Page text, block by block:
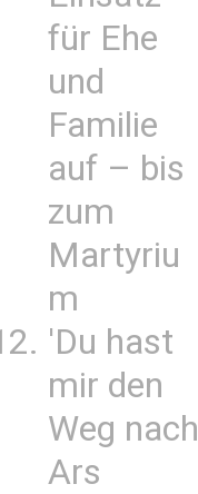
für Ehe
und
Familie
auf – bis
zum
Martyriu
m
'Du hast
mir den
Weg nach
Ars